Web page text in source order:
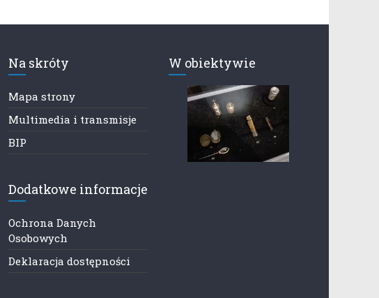
Na skróty
Mapa strony
Multimedia i transmisje
BIP
Dodatkowe informacje
Ochrona Danych
Osobowych
Deklaracja dostępności
W obiektywie